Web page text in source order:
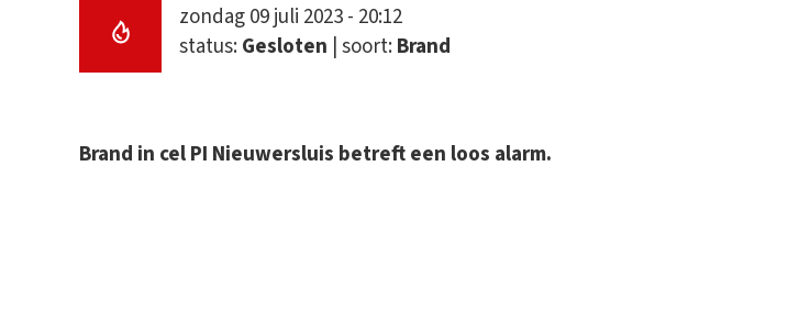
zondag 09 juli 2023 - 20:12
status:Gesloten | soort:Brand
Brand in cel PI Nieuwersluis betreft een loos alarm.